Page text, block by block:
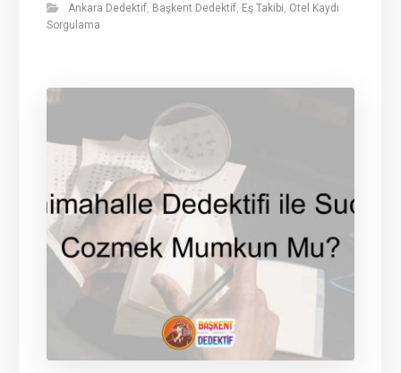
Ankara Dedektif Başkent Dedektif Eş Takibi Otel Kaydı
Sorgulama